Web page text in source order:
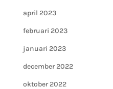
april 2023
februari 2023
januari 2023
december 2022
oktober 2022